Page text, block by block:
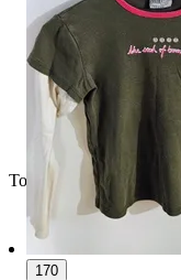
Toppsäljare
170